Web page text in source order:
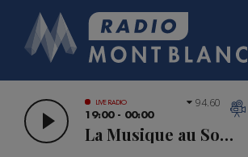
LIVE RADIO
19:00 - 00:00
La Musique au Sommet
94.60